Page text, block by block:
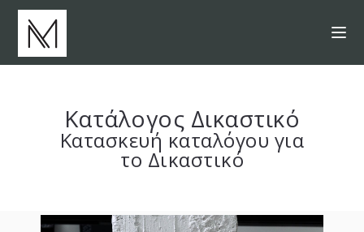
Κατάλογος Δικαστικό
Κατασκευή καταλόγου για
το Δικαστικό